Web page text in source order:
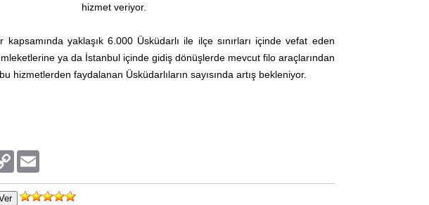
hizmet veriyor.
kapsamında yaklaşık 6.000 Üsküdarlı ile ilçe sınırları içinde vefat eden
ya da İstanbul içinde gidiş dönüşlerde mevcut filo araçlarından
hizmetlerden faydalanan Üsküdarlıların sayısında artış bekleniyor.
Copy
Link